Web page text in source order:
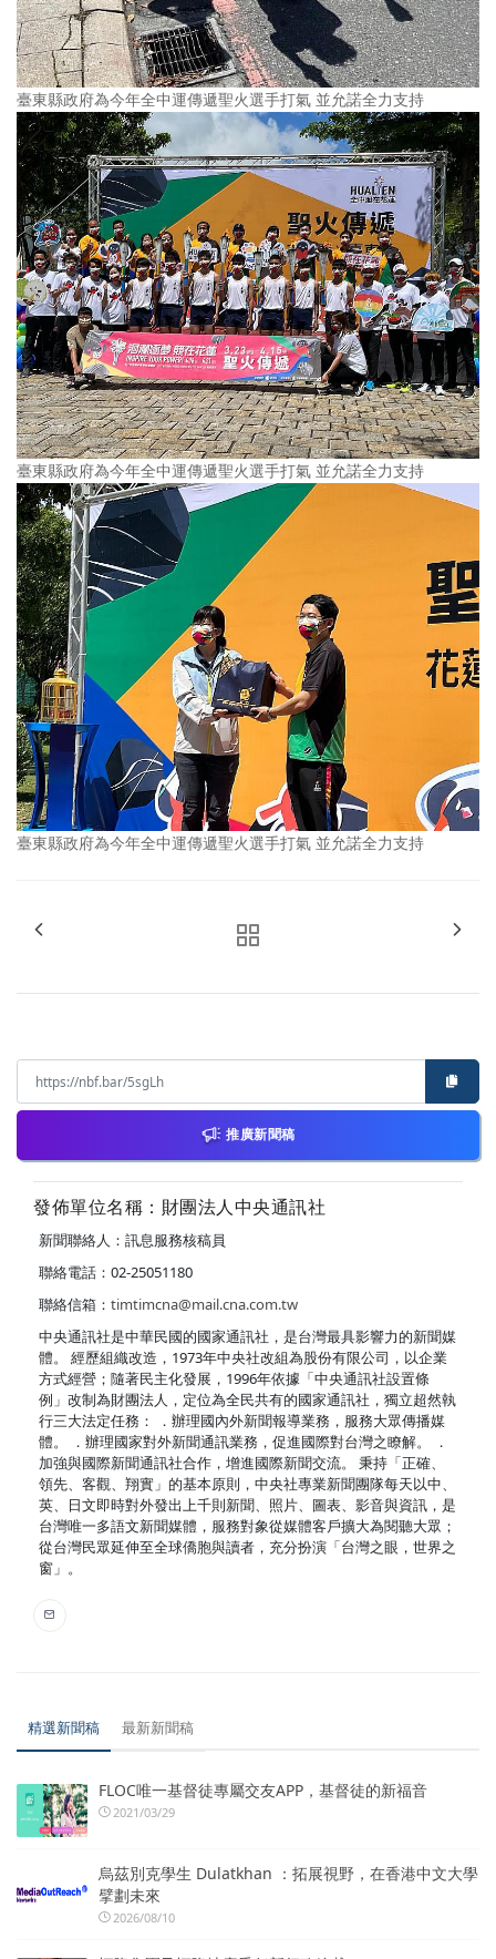
臺東縣政府為今年全中運傳遞聖火選手打氣 並允諾全力支持
臺東縣政府為今年全中運傳遞聖火選手打氣 並允諾全力支持
臺東縣政府為今年全中運傳遞聖火選手打氣 並允諾全力支持
推廣新聞稿
發佈單位名稱：財團法人中央通訊社
新聞聯絡人：訊息服務核稿員
聯絡電話：02-25051180
聯絡信箱： timtimcna@mail.cna.com.tw
中央通訊社是中華民國的國家通訊社，是台灣最具影響力的新聞媒
體。 經歷組織改造，1973年中央社改組為股份有限公司，以企業
方式經營；隨著民主化發展，1996年依據「中央通訊社設置條
例」改制為財團法人，定位為全民共有的國家通訊社，獨立超然執
行三大法定任務： ．辦理國內外新聞報導業務，服務大眾傳播媒
體。 ．辦理國家對外新聞通訊業務，促進國際對台灣之瞭解。 ．
加強與國際新聞通訊社合作，增進國際新聞交流。 秉持「正確、
領先、客觀、翔實」的基本原則，中央社專業新聞團隊每天以中、
英、日文即時對外發出上千則新聞、照片、圖表、影音與資訊，是
台灣唯一多語文新聞媒體，服務對象從媒體客戶擴大為閱聽大眾；
從台灣民眾延伸至全球僑胞與讀者，充分扮演「台灣之眼，世界之
窗」。
精選新聞稿 最新新聞稿
FLOC唯一基督徒專屬交友APP，基督徒的新福音
2021/03/29
烏茲別克學生 Dulatkhan ：拓展視野，在香港中文大學
擘劃未來
2026/08/10